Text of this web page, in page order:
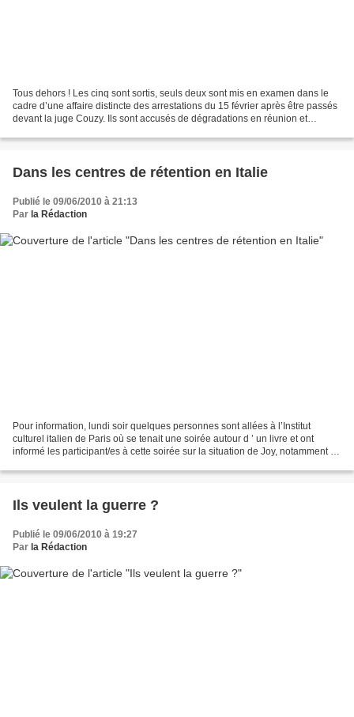
Tous dehors ! Les cinq sont sortis, seuls deux sont mis en examen dans le
cadre d’une affaire distincte des arrestations du 15 février après être passés
devant la juge Couzy. Ils sont accusés de dégradations en réunion et
Dans les centres de rétention en Italie
Publié le 09/06/2010 à 21:13
Par la Rédaction
Pour information, lundi soir quelques personnes sont allées à l’Institut
culturel italien de Paris où se tenait une soirée autour d ’ un livre et ont
informé les participant/es à cette soirée sur la situation de Joy, notamment en
Ils veulent la guerre ?
Publié le 09/06/2010 à 19:27
Par la Rédaction